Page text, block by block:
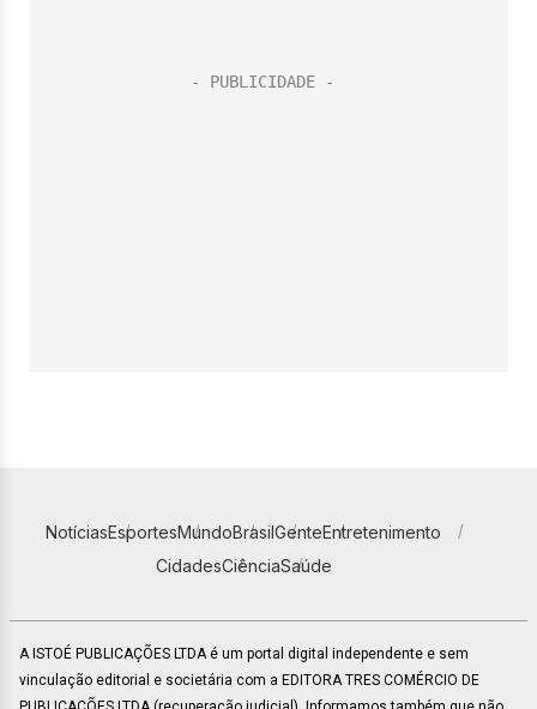
NotíciasEsportesMundoBrasilGenteEntretenimento
CidadesCiênciaSaúde
A ISTOÉ PUBLICAÇÕES LTDA é um portal digital independente e sem
vinculação editorial e societária com a EDITORA TRES COMÉRCIO DE